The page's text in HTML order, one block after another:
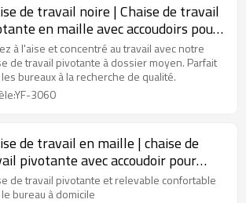
de travail noire | Chaise de travail
en maille avec accoudoirs pour
à domicile Fournisseur en Chine
à l'aise et concentré au travail avec notre
de travail pivotante à dossier moyen. Parfait
bureaux à la recherche de qualité.
3060
de travail en maille | chaise de
pivotante avec accoudoir pour
de bureau
de travail pivotante et relevable confortable
bureau à domicile